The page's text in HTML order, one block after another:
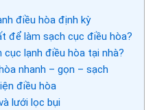
điều hòa định kỳ
để làm sạch cục điều hòa?
cục lạnh điều hòa tại nhà?
nhanh – gọn – sạch
điều hòa
lưới lọc bụi